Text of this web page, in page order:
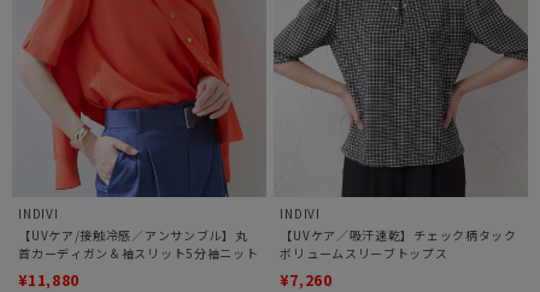
INDIVI
【UVケア/接触冷感／アンサンブル】丸
首カーディガン＆袖スリット5分袖ニット
¥11,880
INDIVI
【UVケア／吸汗速乾】チェック柄タック
ボリュームスリーブトップス
¥7,260